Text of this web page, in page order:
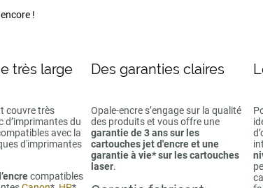
!
très large
couvre très
d’imprimantes du
avec la
d'imprimantes
compatibles
Des garanties claires
Opale-encre s’engage sur la qualité
des produits et vous offre une
garantie de 3 ans sur les
cartouches jet d'encre et une
garantie à vie* sur les cartouches
laser.